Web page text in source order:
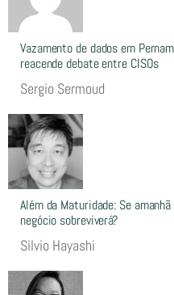
Vazamento de dados em
reacende debate entre CISOs
Sergio Sermoud
Além da Maturidade: Se
negócio sobreviverá?
Silvio Hayashi